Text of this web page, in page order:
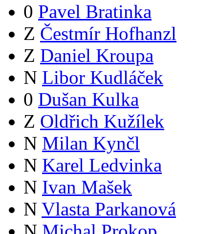
0 Pavel Bratinka
Z Čestmír Hofhanzl
Z Daniel Kroupa
N Libor Kudláček
0 Dušan Kulka
Z Oldřich Kužílek
N Milan Kynčl
N Karel Ledvinka
N Ivan Mašek
N Vlasta Parkanová